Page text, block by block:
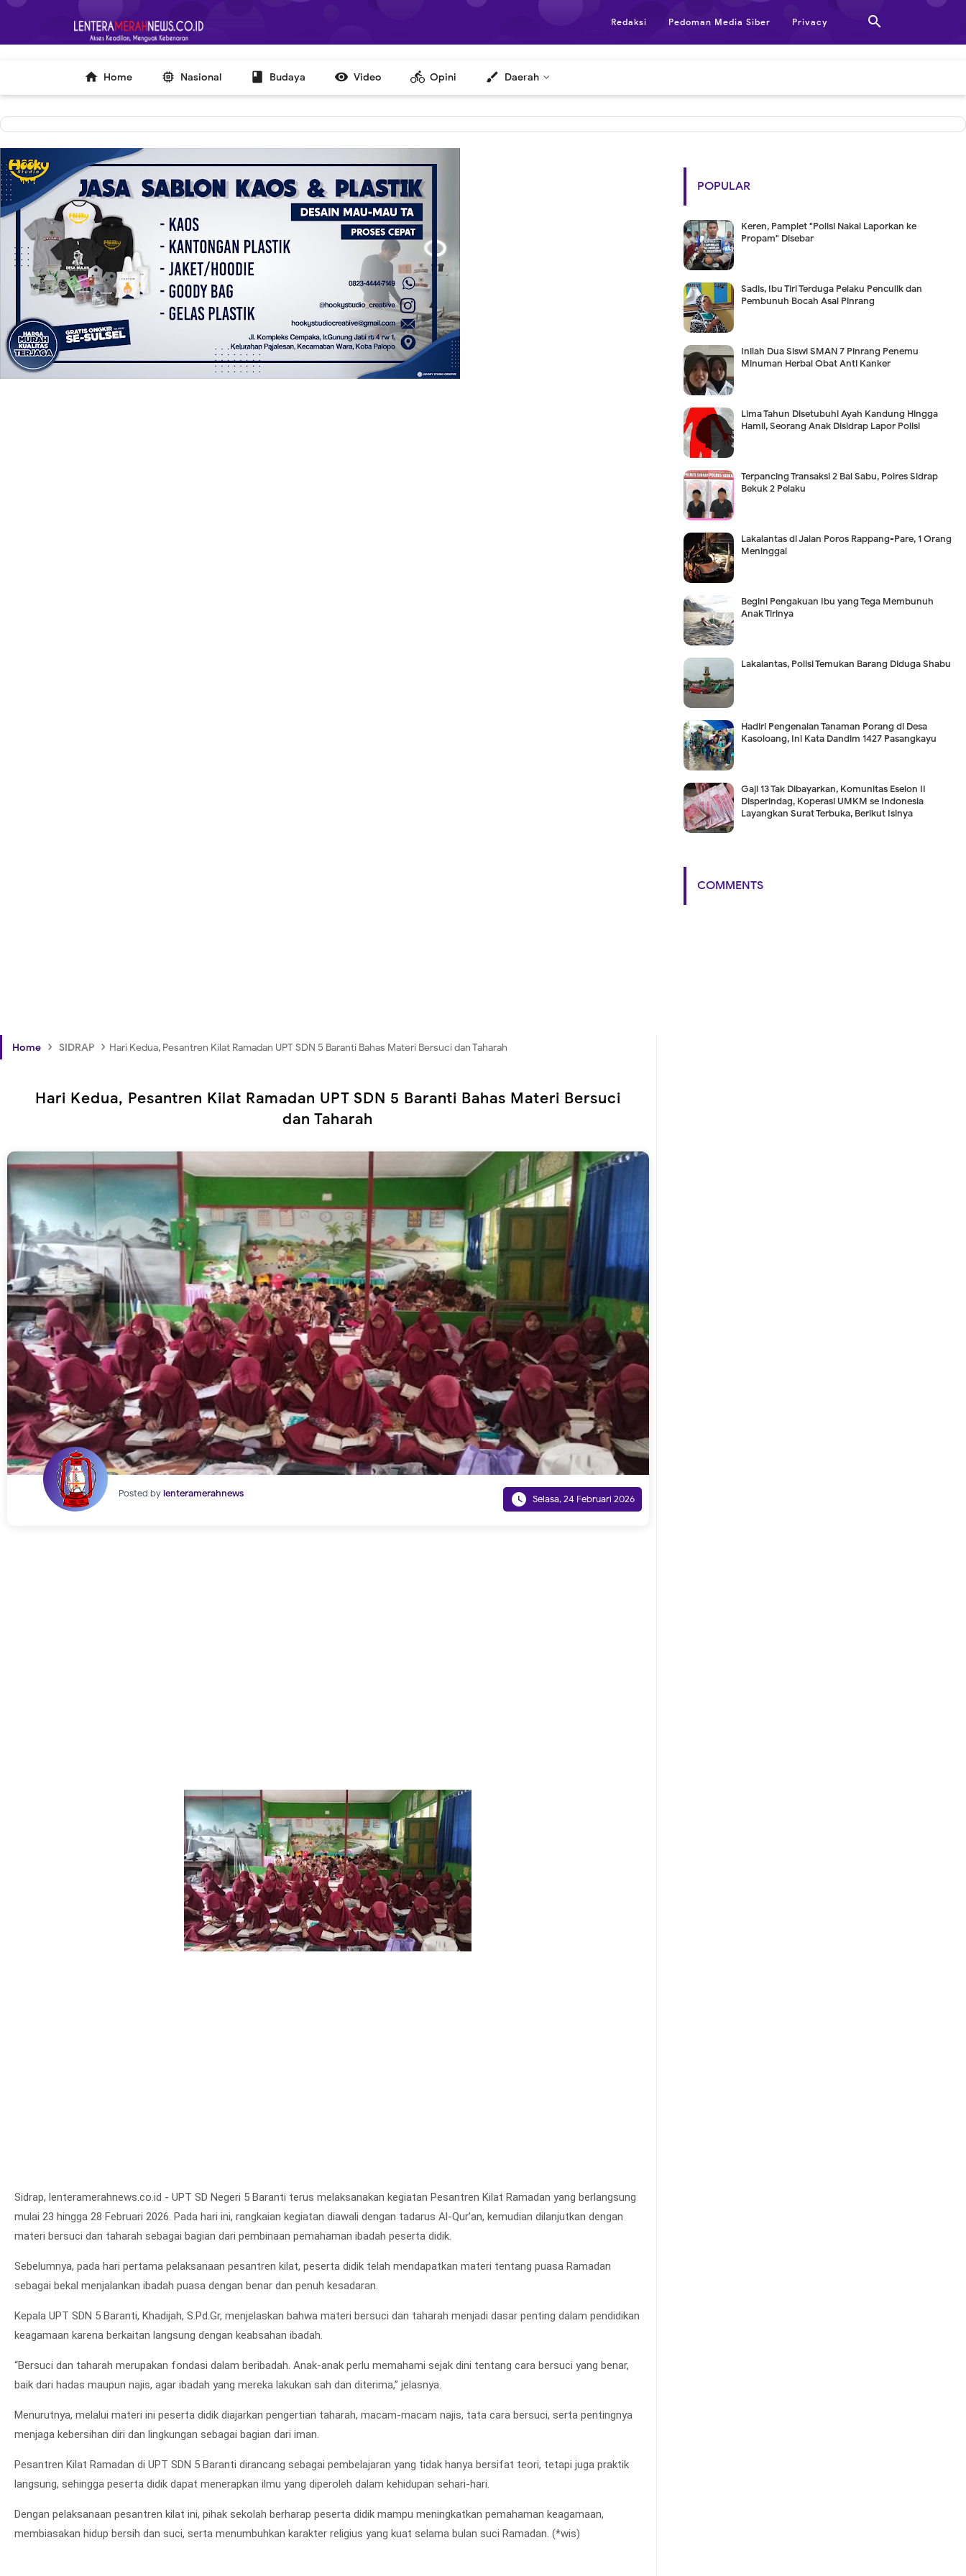
-->

Redaksi Pedoman Media Siber Privacy
 Home  Nasional  Budaya  Video directions_bike Opini brush Daerah
Home › SIDRAP › Hari Kedua, Pesantren Kilat Ramadan UPT SDN 5 Baranti Bahas Materi Bersuci dan Taharah
Hari Kedua, Pesantren Kilat Ramadan UPT SDN 5 Baranti Bahas Materi Bersuci
dan Taharah
Posted bylenteramerahnews  Selasa, 24 Februari 2026
Sidrap, lenteramerahnews.co.id - UPT SD Negeri 5 Baranti terus melaksanakan kegiatan Pesantren Kilat Ramadan yang berlangsung
mulai 23 hingga 28 Februari 2026. Pada hari ini, rangkaian kegiatan diawali dengan tadarus Al-Qur’an, kemudian dilanjutkan dengan
materi bersuci dan taharah sebagai bagian dari pembinaan pemahaman ibadah peserta didik.
Sebelumnya, pada hari pertama pelaksanaan pesantren kilat, peserta didik telah mendapatkan materi tentang puasa Ramadan
sebagai bekal menjalankan ibadah puasa dengan benar dan penuh kesadaran.
Kepala UPT SDN 5 Baranti, Khadijah, S.Pd.Gr, menjelaskan bahwa materi bersuci dan taharah menjadi dasar penting dalam pendidikan
keagamaan karena berkaitan langsung dengan keabsahan ibadah.
“Bersuci dan taharah merupakan fondasi dalam beribadah. Anak-anak perlu memahami sejak dini tentang cara bersuci yang benar,
baik dari hadas maupun najis, agar ibadah yang mereka lakukan sah dan diterima,” jelasnya.
Menurutnya, melalui materi ini peserta didik diajarkan pengertian taharah, macam-macam najis, tata cara bersuci, serta pentingnya
menjaga kebersihan diri dan lingkungan sebagai bagian dari iman.
Pesantren Kilat Ramadan di UPT SDN 5 Baranti dirancang sebagai pembelajaran yang tidak hanya bersifat teori, tetapi juga praktik
langsung, sehingga peserta didik dapat menerapkan ilmu yang diperoleh dalam kehidupan sehari-hari.
Dengan pelaksanaan pesantren kilat ini, pihak sekolah berharap peserta didik mampu meningkatkan pemahaman keagamaan,
membiasakan hidup bersih dan suci, serta menumbuhkan karakter religius yang kuat selama bulan suci Ramadan. (*wis)
POPULAR
Keren, Pamplet "Polisi Nakal Laporkan ke
Propam" Disebar
Sadis, Ibu Tiri Terduga Pelaku Penculik dan
Pembunuh Bocah Asal Pinrang
Inilah Dua Siswi SMAN 7 Pinrang Penemu
Minuman Herbal Obat Anti Kanker
Lima Tahun Disetubuhi Ayah Kandung Hingga
Hamil, Seorang Anak Disidrap Lapor Polisi
Terpancing Transaksi 2 Bal Sabu, Polres Sidrap
Bekuk 2 Pelaku
Lakalantas di Jalan Poros Rappang-Pare, 1 Orang
Meninggal
Begini Pengakuan Ibu yang Tega Membunuh
Anak Tirinya
Lakalantas, Polisi Temukan Barang Diduga Shabu
Hadiri Pengenalan Tanaman Porang di Desa
Kasoloang, Ini Kata Dandim 1427 Pasangkayu
Gaji 13 Tak Dibayarkan, Komunitas Eselon II
Disperindag, Koperasi UMKM se Indonesia
Layangkan Surat Terbuka, Berikut Isinya
COMMENTS